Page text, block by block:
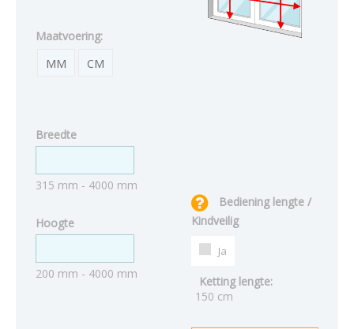
Maatvoering:
MM
CM
Breedte
315 mm - 4000 mm
Hoogte
200 mm - 4000 mm
Bediening lengte /
Kindveilig
Ja
Ketting lengte:
150 cm